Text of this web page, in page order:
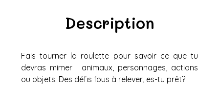
Description
Fais tourner la roulette pour savoir ce que tu
devras mimer : animaux, personnages, actions
ou objets. Des défis fous à relever, es-tu prêt?